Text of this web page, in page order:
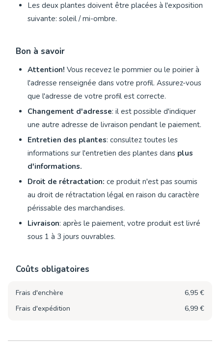
Les deux plantes doivent être placées à l'exposition
suivante: soleil / mi-ombre.
Bon à savoir
Attention! Vous recevez le pommier ou le poirier à
l'adresse renseignée dans votre profil. Assurez-vous
que l'adresse de votre profil est correcte.
Changement d'adresse: il est possible d'indiquer
une autre adresse de livraison pendant le paiement.
Entretien des plantes: consultez toutes les
informations sur l'entretien des plantes dans plus
d'informations.
Droit de rétractation: ce produit n'est pas soumis
au droit de rétractation légal en raison du caractère
périssable des marchandises.
Livraison: après le paiement, votre produit est livré
sous 1 à 3 jours ouvrables.
Coûts obligatoires
Frais d'enchère
6,95 €
Frais d'expédition
6,99 €